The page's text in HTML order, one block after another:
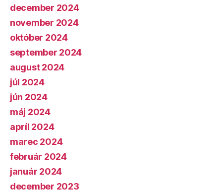
december 2024
november 2024
október 2024
september 2024
august 2024
júl 2024
jún 2024
máj 2024
apríl 2024
marec 2024
február 2024
január 2024
december 2023